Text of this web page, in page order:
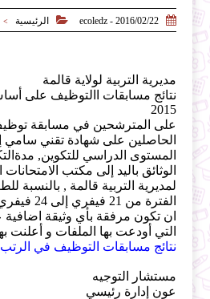

2016/02/22 - ecoledz
 الرئيسية >
مديرية التربية لولاية قالمة
نتائج مسابقات االتوظيف على
2015
على المترشحين في مسابقة
الحاصلين على شهادة تقني سامي
المستوى الدراسي للتكوين,
الوثائق باليد إلى مكتب الامتحانات
لمديرية التربية قالمة , بالنسبة
الفترة من
ان تكون مرفقة بأي وثيقة
التي أودعت بها الملفات و أعلنت
نتائج مسابقات التوظيف في الرتب
مستشار التوجيه
عون إدارة رئيسي